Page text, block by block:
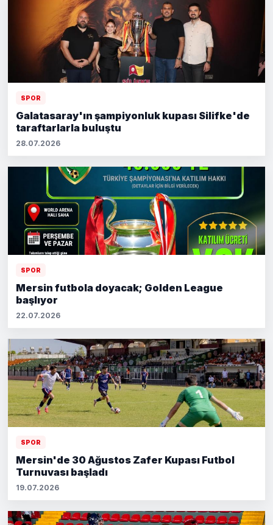
SPOR
Galatasaray'ın şampiyonluk kupası Silifke'de
taraftarlarla buluştu
28.07.2026
SPOR
Mersin futbola doyacak; Golden League
başlıyor
22.07.2026
SPOR
Mersin'de 30 Ağustos Zafer Kupası Futbol
Turnuvası başladı
19.07.2026